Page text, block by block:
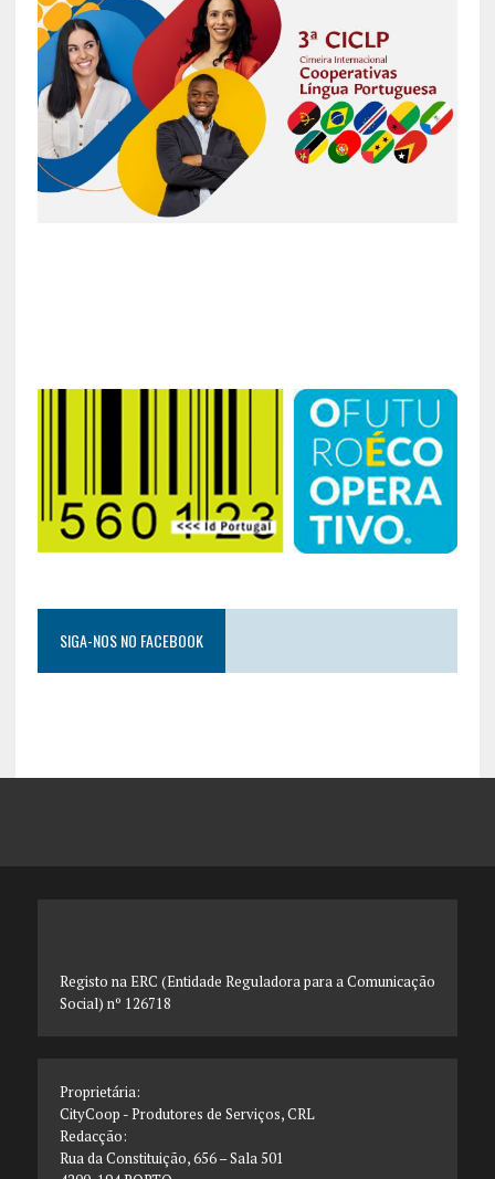
SIGA-NOS NO FACEBOOK
Registo na ERC (Entidade Reguladora para a Comunicação
Social) nº 126718
Proprietária:
CityCoop - Produtores de Serviços, CRL
Redacção:
Rua da Constituição, 656 – Sala 501